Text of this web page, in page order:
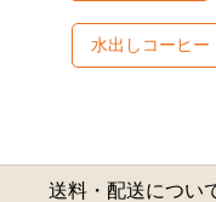
水出しコーヒー
送料・配送につい